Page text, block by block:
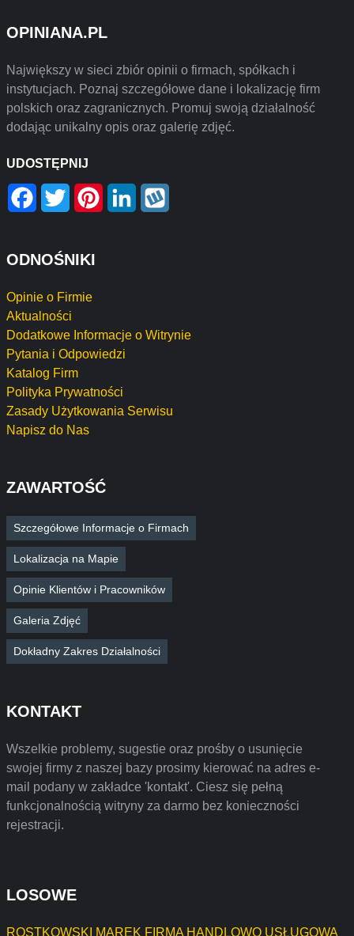
OPINIANA.PL
Największy w sieci zbiór opinii o firmach, spółkach i
instytucjach. Poznaj szczegółowe dane i lokalizację firm
polskich oraz zagranicznych. Promuj swoją działalność
dodając unikalny opis oraz galerię zdjęć.
UDOSTĘPNIJ
Facebook
Twitter PinterestLinkedIn
ODNOŚNIKI
Opinie o Firmie
Aktualności
Dodatkowe Informacje o Witrynie
Pytania i Odpowiedzi
Katalog Firm
Polityka Prywatności
Zasady Użytkowania Serwisu
Napisz do Nas
ZAWARTOŚĆ
Szczegółowe Informacje o Firmach
Lokalizacja na Mapie
Opinie Klientów i Pracowników
Galeria Zdjęć
Dokładny Zakres Działalności
KONTAKT
Wszelkie problemy, sugestie oraz prośby o usunięcie
swojej firmy z naszej bazy prosimy kierować na adres e-
mail podany w zakładce 'kontakt'. Ciesz się pełną
funkcjonalnością witryny za darmo bez konieczności
rejestracji.
LOSOWE
ROSTKOWSKI MAREK FIRMA HANDLOWO USŁUGOWA